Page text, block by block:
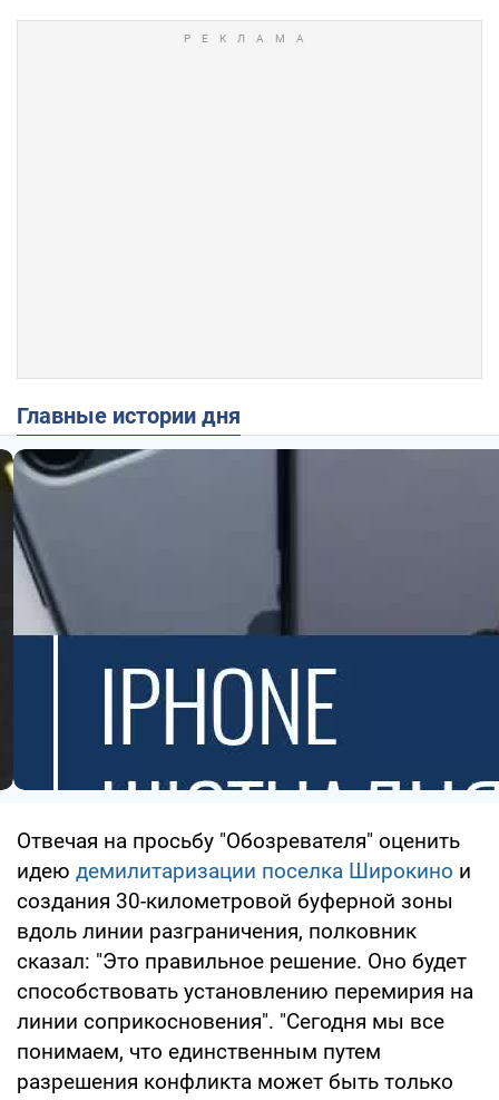
Главные истории дня
Отвечая на просьбу "Обозревателя" оценить
идею демилитаризации поселка Широкино и
создания 30-километровой буферной зоны
вдоль линии разграничения, полковник
сказал: "Это правильное решение. Оно будет
способствовать установлению перемирия на
линии соприкосновения". "Сегодня мы все
понимаем, что единственным путем
разрешения конфликта может быть только